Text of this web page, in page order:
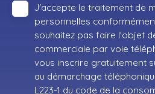
J'accepte le traitement de
personnelles
souhaitez pas faire l'objet
commerciale par voie
vous inscrire gratuitement
au démarchage
L223-1 du code de la